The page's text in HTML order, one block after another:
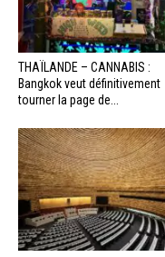
THAÏLANDE – CANNABIS :
Bangkok veut définitivement
tourner la page de...